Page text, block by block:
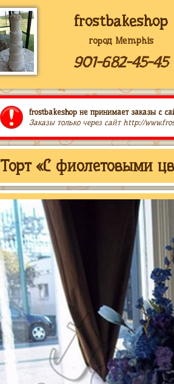
frostbakeshop
город Memphis
901-682-45-45
frostbakeshop не принимает заказы с
Заказы только через сайт http://
Торт «С фиолетовыми